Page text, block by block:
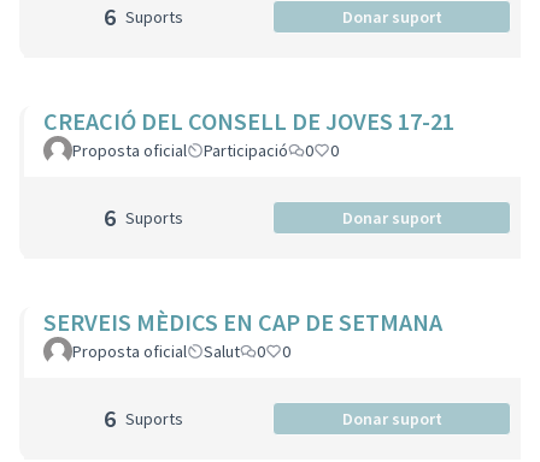
6 Suports Donar suport
CREACIÓ DEL CONSELL DE JOVES 17-21
Proposta oficial Participació 0 0
6 Suports Donar suport
SERVEIS MÈDICS EN CAP DE SETMANA
Proposta oficial Salut 0 0
6 Suports Donar suport